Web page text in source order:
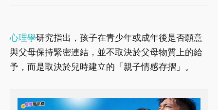
心理學研究指出，孩子在青少年或成年後是否願意
與父母保持緊密連結，並不取決於父母物質上的給
予，而是取決於兒時建立的「親子情感存摺」。